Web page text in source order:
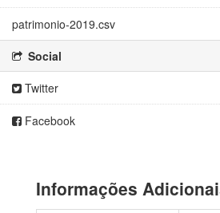
patrimonio-2019.csv
Social
Twitter
Facebook
Informações